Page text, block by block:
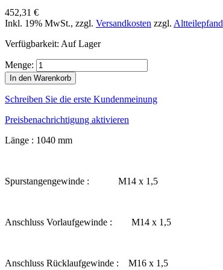
452,31 €
Inkl. 19% MwSt., zzgl. Versandkosten zzgl. Altteilepfand
Verfügbarkeit: Auf Lager
Menge:
In den Warenkorb
Schreiben Sie die erste Kundenmeinung
Preisbenachrichtigung aktivieren
Länge : 1040 mm
Spurstangengewinde : M14 x 1,5
Anschluss Vorlaufgewinde : M14 x 1,5
Anschluss Rücklaufgewinde : M16 x 1,5